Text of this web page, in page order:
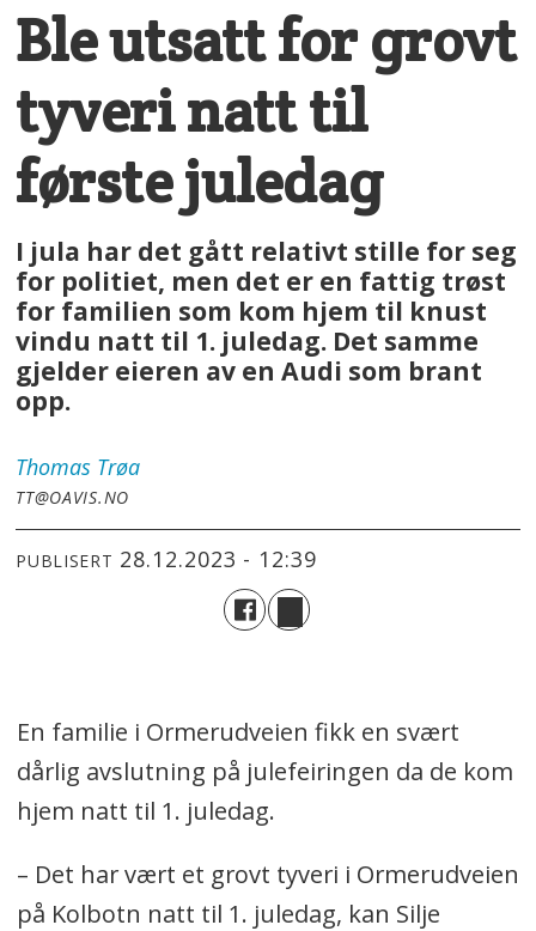
Ble utsatt for grovt
tyveri natt til
første juledag
I jula har det gått relativt stille for seg
for politiet, men det er en fattig trøst
for familien som kom hjem til knust
vindu natt til 1. juledag. Det samme
gjelder eieren av en Audi som brant
opp.
Thomas Trøa
TT@OAVIS.NO
PUBLISERT 28.12.2023 - 12:39
En familie i Ormerudveien fikk en svært
dårlig avslutning på julefeiringen da de kom
hjem natt til 1. juledag.
– Det har vært et grovt tyveri i Ormerudveien
på Kolbotn natt til 1. juledag, kan Silje